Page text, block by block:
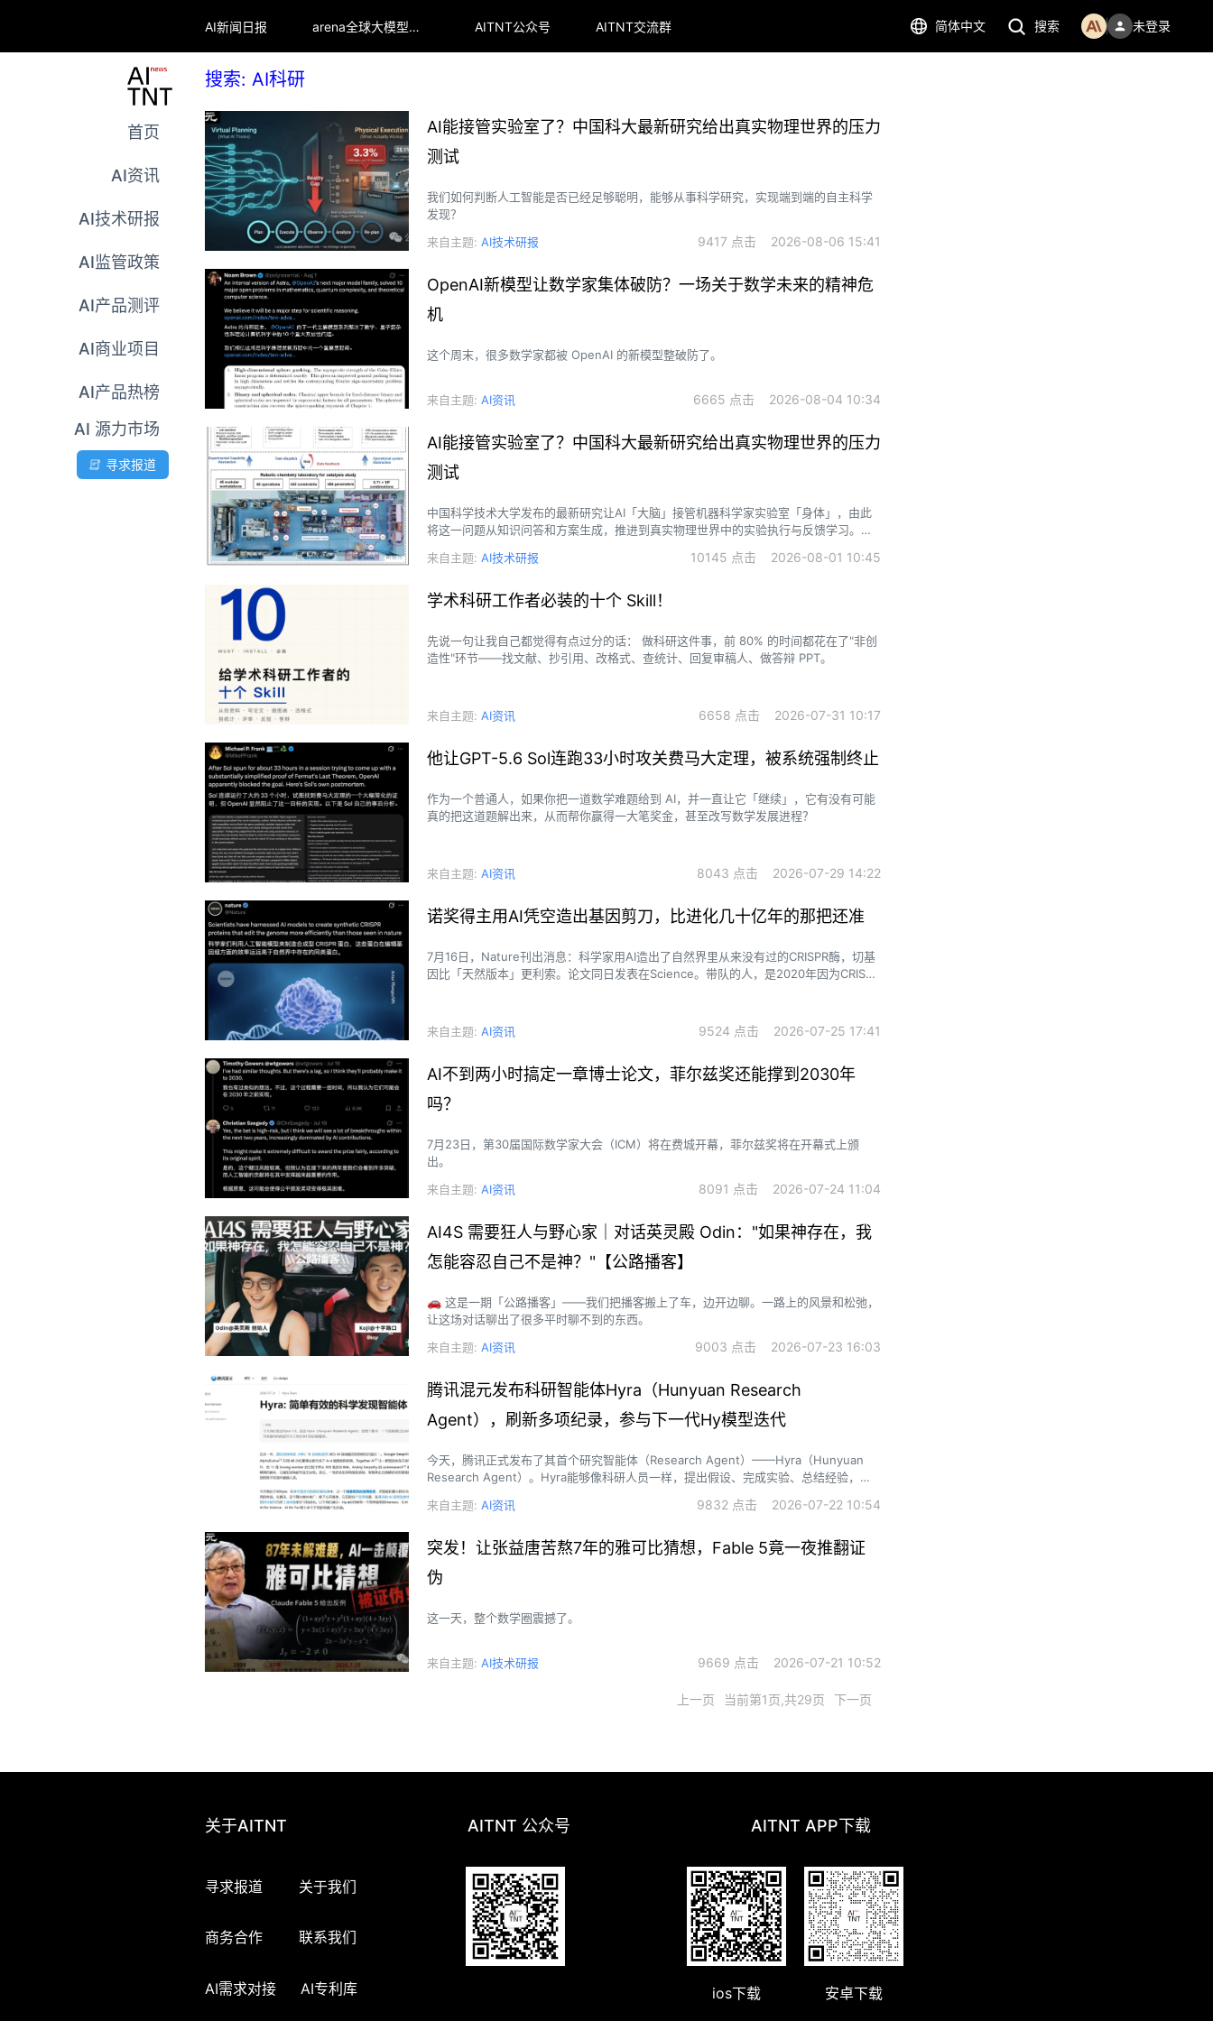
AI新闻日报 arena全球大模型排行榜 AITNT公众号 AITNT交流群 简体中文 搜索 未登录
首页
AI资讯
AI技术研报
AI监管政策
AI产品测评
AI商业项目
AI产品热榜
AI 源力市场
寻求报道
搜索: AI科研
AI能接管实验室了？中国科大最新研究给出真实物理世界的压力
测试
我们如何判断人工智能是否已经足够聪明，能够从事科学研究，实现端到端的自主科学
发现？
来自主题: AI技术研报 9417 点击 2026-08-06 15:41
OpenAI新模型让数学家集体破防？一场关于数学未来的精神危
机
这个周末，很多数学家都被 OpenAI 的新模型整破防了。
来自主题: AI资讯 6665 点击 2026-08-04 10:34
AI能接管实验室了？中国科大最新研究给出真实物理世界的压力
测试
中国科学技术大学发布的最新研究让AI「大脑」接管机器科学家实验室「身体」，由此
将这一问题从知识问答和方案生成，推进到真实物理世界中的实验执行与反馈学习。研
块化自动工作站。
来自主题: AI技术研报 10145 点击 2026-08-01 10:45
学术科研工作者必装的十个 Skill！
先说一句让我自己都觉得有点过分的话： 做科研这件事，前 80% 的时间都花在了"非创
造性"环节——找文献、抄引用、改格式、查统计、回复审稿人、做答辩 PPT。
来自主题: AI资讯 6658 点击 2026-07-31 10:17
他让GPT-5.6 Sol连跑33小时攻关费马大定理，被系统强制终止
作为一个普通人，如果你把一道数学难题给到 AI，并一直让它「继续」，它有没有可能
真的把这道题解出来，从而帮你赢得一大笔奖金，甚至改写数学发展进程？
来自主题: AI资讯 8043 点击 2026-07-29 14:22
诺奖得主用AI凭空造出基因剪刀，比进化几十亿年的那把还准
7月16日，Nature刊出消息：科学家用AI造出了自然界里从来没有过的CRISPR酶，切基
因比「天然版本」更利索。论文同日发表在Science。带队的人，是2020年因为CRISPR
来自主题: AI资讯 9524 点击 2026-07-25 17:41
AI不到两小时搞定一章博士论文，菲尔兹奖还能撑到2030年
吗？
7月23日，第30届国际数学家大会（ICM）将在费城开幕，菲尔兹奖将在开幕式上颁
出。
来自主题: AI资讯 8091 点击 2026-07-24 11:04
AI4S 需要狂人与野心家｜对话英灵殿 Odin："如果神存在，我
怎能容忍自己不是神？"【公路播客】
🚗 这是一期「公路播客」——我们把播客搬上了车，边开边聊。一路上的风景和松弛，
让这场对话聊出了很多平时聊不到的东西。
来自主题: AI资讯 9003 点击 2026-07-23 16:03
腾讯混元发布科研智能体Hyra（Hunyuan Research
Agent），刷新多项纪录，参与下一代Hy模型迭代
今天，腾讯正式发布了其首个研究智能体（Research Agent）——Hyra（Hunyuan
Research Agent）。Hyra能够像科研人员一样，提出假设、完成实验、总结经验，再
RSI）。
来自主题: AI资讯 9832 点击 2026-07-22 10:54
突发！让张益唐苦熬7年的雅可比猜想，Fable 5竟一夜推翻证
伪
这一天，整个数学圈震撼了。
来自主题: AI技术研报 9669 点击 2026-07-21 10:52
上一页 当前第1页,共29页 下一页
关于AITNT AITNT 公众号 AITNT APP下载
寻求报道 关于我们
商务合作 联系我们
AI需求对接 AI专利库 ios下载 安卓下载